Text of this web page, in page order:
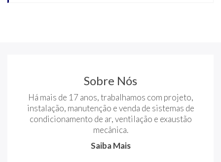
Sobre Nós
Há mais de 17 anos, trabalhamos com projeto,
instalação, manutenção e venda de sistemas de
condicionamento de ar, ventilação e exaustão
mecânica.
Saiba Mais